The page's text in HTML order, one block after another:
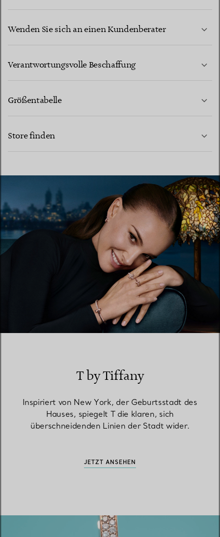
Wenden Sie sich an einen Kundenberater
Verantwortungsvolle Beschaffung
Größentabelle
Store finden
T by Tiffany
Inspiriert von New York, der Geburtsstadt des
Hauses, spiegelt T die klaren, sich
überschneidenden Linien der Stadt wider.
JETZT ANSEHEN